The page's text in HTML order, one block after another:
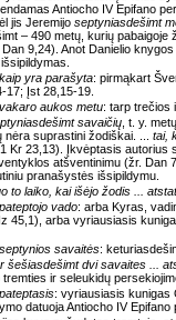
Antiocho IV Epifano
jis Jeremijo septyniasdešimt
– 490 metų, kurių
9,24). Anot Danielio
kaip yra parašyta: pirmąkart
17; Įst 28,15-19.
vakaro aukos metu: tarp trečios
savaičių , t. y.
nėra suprastini žodiškai. ... tai,
Kr 23,13). Įkvėptasis autorius
atšventinimu (žr. Dan
pranašystės išsipildymu.
to laiko, kai išėjo žodis ...
pateptojo vado: arba Kyras,
45,1), arba vyriausiasis
septynios savaitės:
šešiasdešimt dvi savaites ...
ir seleukidų
pateptasis: vyriausiasis kunigas
datuoja Antiocho IV